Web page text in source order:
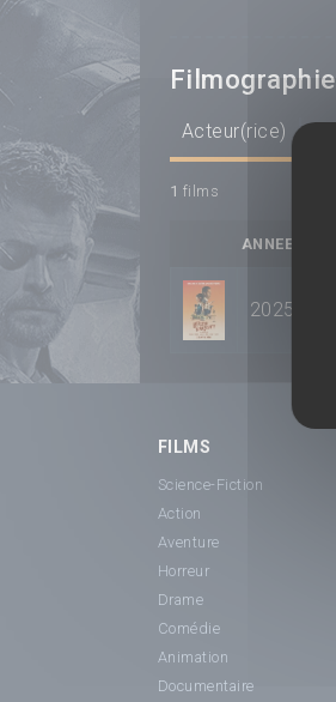
Filmographie
Acteur(rice)
1 films
ANNEE
2025
FILMS
Science-Fiction
Action
Aventure
Horreur
Drame
Comédie
Animation
Documentaire